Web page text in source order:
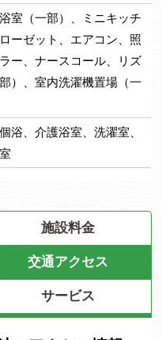
室（一部）、ミニキッチ
ーゼット、エアコン、照
ー、ナースコール、リズ
）、室内洗濯機置場（一
浴、介護浴室、洗濯室、
施設料金
交通アクセス
サービス